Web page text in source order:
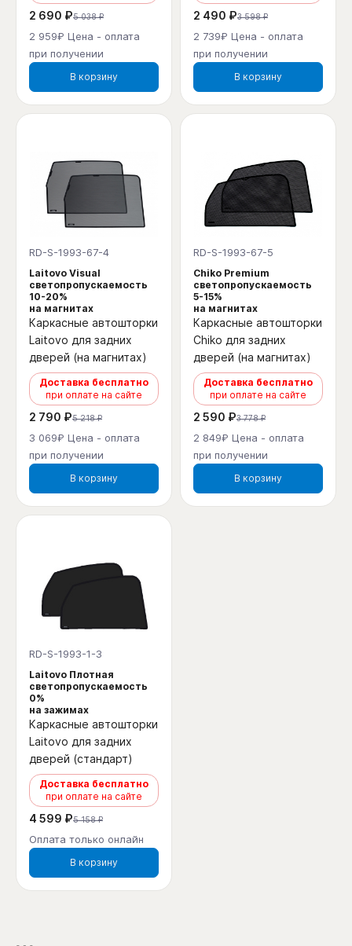
2 690 ₽5 038 ₽
2 959₽ Цена - оплата
при получении
В корзину
2 490 ₽3 598 ₽
2 739₽ Цена - оплата
при получении
В корзину
RD-S-1993-67-4
Laitovo Visual
светопропускаемость
10-20%
на магнитах
Каркасные автошторки
Laitovo для задних
дверей (на магнитах)
Доставка бесплатно
при оплате на сайте
2 790 ₽5 218 ₽
3 069₽ Цена - оплата
при получении
В корзину
RD-S-1993-67-5
Chiko Premium
светопропускаемость
5-15%
на магнитах
Каркасные автошторки
Chiko для задних
дверей (на магнитах)
Доставка бесплатно
при оплате на сайте
2 590 ₽3 778 ₽
2 849₽ Цена - оплата
при получении
В корзину
RD-S-1993-1-3
Laitovo Плотная
светопропускаемость
0%
на зажимах
Каркасные автошторки
Laitovo для задних
дверей (стандарт)
Доставка бесплатно
при оплате на сайте
4 599 ₽5 158 ₽
Оплата только онлайн
В корзину